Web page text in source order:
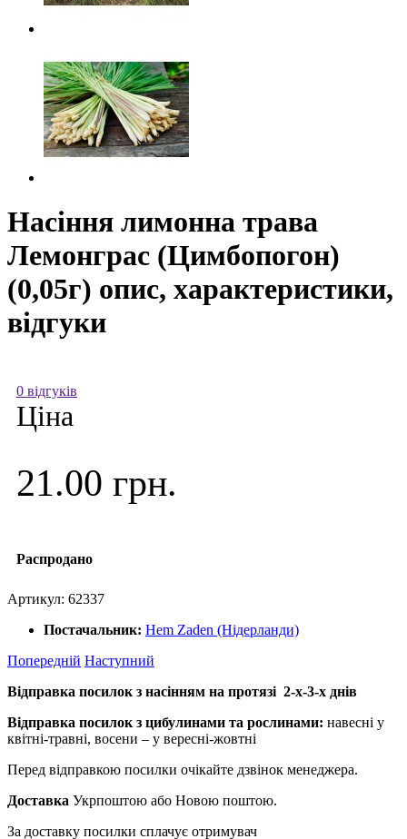
Насіння лимонна трава
Лемонграс (Цимбопогон)
(0,05г) опис, характеристики,
відгуки
0 відгуків
Ціна
21.00 грн.
Распродано
Артикул: 62337
Постачальник: Hem Zaden (Нідерланди)
Попередній Наступний
Відправка посилок з насінням на протязі 2-х-3-х днів
Відправка посилок з цибулинами та рослинами: навесні у
квітні-травні, восени – у вересні-жовтні
Перед відправкою посилки очікайте дзвінок менеджера.
Доставка Укрпоштою або Новою поштою.
За доставку посилки сплачує отримувач